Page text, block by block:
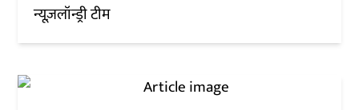
न्यूज़लॉन्ड्री टीम